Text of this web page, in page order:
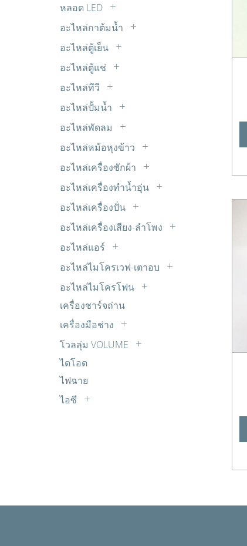
รีเลย์ 6V DC
รีเลย์ 9V DC
สวิตซ์ใช้กับสว่าน
ไมโครสวิตซ์
หม้อแปลงขดลวด Transformer
อะแด๊ปเตอร์
อินเวอร์เตอร์ INVERTER
หลอด LED
LED 5mm.
อะไหล่กาต้มน้ำ
ฮีทเตอร์กาต้มน้ำ
อะไหล่ตู้เย็น
Timer ตู้เย็น
ขอบยางตู้เย็น
ดีฟรอสใบเมทัล
ฟิลเตอร์-ดรายเออร์
มอเตอร์ตู้เย็น
วาวล์ศร
สวิตซ์ประตูตู้เย็น
ฮีตเตอร์หลอดแก้ว
เซ็นเซอร์ตู้เย็น
เทอร์โมสตัด
แผงระบายความร้อน
อะไหล่ตู้แช่
มอเตอร์พัดลมตู้แช่
อะไหล่ทีวี
ซ๊อกเก็ต TV
ซัพพลาย HAIER
ซัพพลาย JVC
ซัพพลาย LG
ซัพพลาย Panasonic
ซัพพลาย Philips
ซัพพลาย SAMSUNG
ซัพพลาย SHARP
ซัพพลาย SINGER
ซัพพลาย SKYWORTH & Coocaa
ซัพพลาย SONY
ซัพพลาย TOSHIBA
ซัพพลาย จีน/ยี่ห้ออื่นๆ
ทีคอน (T-CON) ACONATIC
ทีคอน (T-CON) ALPHA
ทีคอน (T-CON) JVC
อะไหล่ปั้มน้ำ
เพรสเชอร์สวิตซ์ปั้มน้ำ
อะไหล่พัดลม
C. พัดลม
มอเตอร์ส่ายรอบช้า
สวิทซ์พัดลม
สเตเตอร์ มอเตอร์พัดลม
เทอร์โมฟิวส์พัดลม
เฟืองต่างๆ
อะไหล่หม้อหุงข้าว
แผ่นอุ่นหม้อหุงข้าว
อะไหล่เครื่องซักผ้า
ขาเหล็กยึดถังซัก
จุกยางปิดท่อน้ำทิ้ง
ชุดหยอดเหรียญ
ซีลยาง
ถุงกรองเศษ
นาฬิกาถังปั่นแห้ง
บอร์ดเครื่องซักผ้า
บูตแกนมอเตอร์
บูตใส่ใบพัด
พูเล่-พลาสติก
มอเตอร์ถังซัก
สปริงวาวล์น้ำทิ้ง
อะไหล่เครื่องทำน้ำอุ่น
VR เครื่องทำน้ำอุ่น
อะไหล่เครื่องปั่น
ยางรองโถเครื่องปั่น
เฟืองเครื่องปั่น
แปลงถ่านเครื่องปั่น
ใบมีดเครื่องปั่น
อะไหล่เครื่องเสียง-ลำโพง
ตะแกรงปิดหน้าลำโพง
อะไหล่แอร์
C. แอร์
มอเตอร์แอร์
ยูเนี่ยน+แฟร์
อุปกรณ์ติดตั้งแอร์
เซ็นเซอร์แอร์
แม๊คเนติกส์ Magnetic
อะไหล่ไมโครเวฟ-เตาอบ
หัวแม็คนีตรอน
อะไหล่ไมโครโฟน
สายไมโครโฟน
หัวไมโครโฟน
เครื่องชาร์จถ่าน
เครื่องมือช่าง
คีมต่างๆ
ตะกั่วบัดกรี
มัลติมิเตอร์
หัวแร้ง+ที่ดูดตะกั่ว
โวลลุ่ม VOLUME
VL MONO
ไดโอด
ไฟฉาย
ไอซี